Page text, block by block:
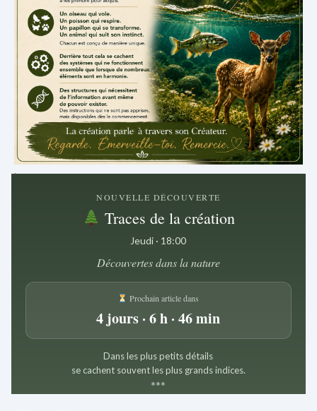
.
NOUVELLE DÉCOUVERTE
Traces de la création
Jeudi · 18:00
Découvertes dans la nature
Prochain article dans
4 jours · 6 h · 46 min
Dans les plus petits détails
se cachent souvent les plus grands indices.
***